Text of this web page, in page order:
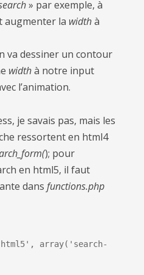
» par exemple, à
augmenter la widthà
va dessiner un contour
widthà notre input
l’animation.
je savais pas, mais les
ressortent en html4
); pour
en html5, il faut
dans functions.php
array('search-